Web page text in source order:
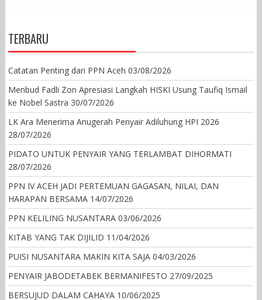
TERBARU
Catatan Penting dari PPN Aceh 03/08/2026
Menbud Fadli Zon Apresiasi Langkah HISKI Usung Taufiq Ismail
ke Nobel Sastra 30/07/2026
LK Ara Menerima Anugerah Penyair Adiluhung HPI 2026
28/07/2026
PIDATO UNTUK PENYAIR YANG TERLAMBAT DIHORMATI
28/07/2026
PPN IV ACEH JADI PERTEMUAN GAGASAN, NILAI, DAN
HARAPAN BERSAMA 14/07/2026
PPN KELILING NUSANTARA 03/06/2026
KITAB YANG TAK DIJILID 11/04/2026
PUISI NUSANTARA MAKIN KITA SAJA 04/03/2026
PENYAIR JABODETABEK BERMANIFESTO 27/09/2025
BERSUJUD DALAM CAHAYA 10/06/2025